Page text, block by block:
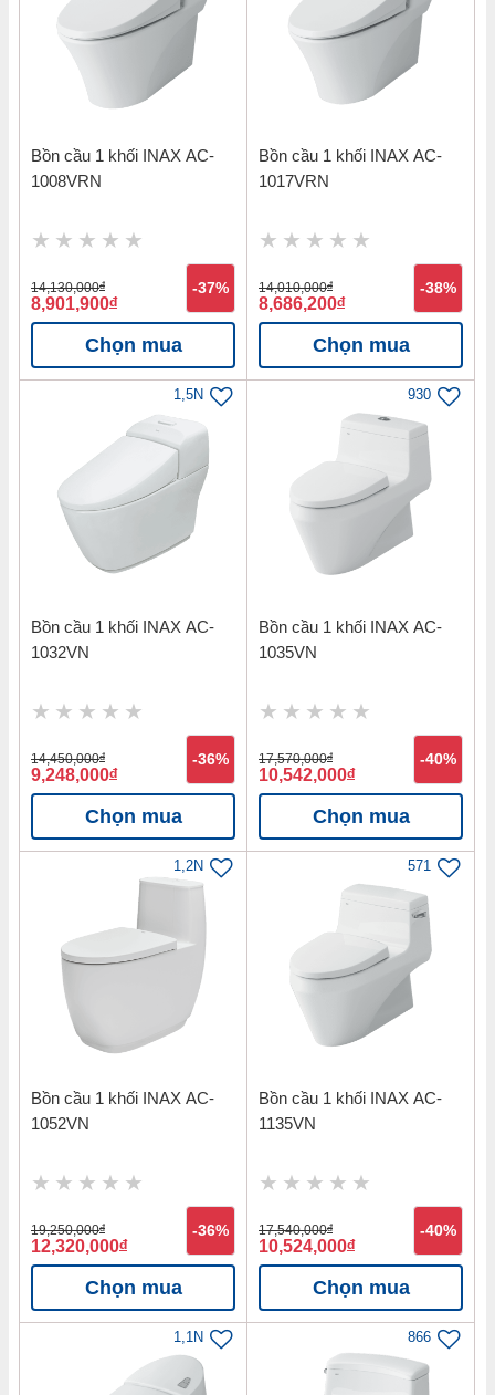
Bồn cầu 1 khối INAX AC-
1008VRN
14,130,000đ
8,901,900đ
-37%
Chọn mua
Bồn cầu 1 khối INAX AC-
1017VRN
14,010,000đ
8,686,200đ
-38%
Chọn mua
1,5N
Bồn cầu 1 khối INAX AC-
1032VN
14,450,000đ
9,248,000đ
-36%
Chọn mua
930
Bồn cầu 1 khối INAX AC-
1035VN
17,570,000đ
10,542,000đ
-40%
Chọn mua
1,2N
Bồn cầu 1 khối INAX AC-
1052VN
19,250,000đ
12,320,000đ
-36%
Chọn mua
571
Bồn cầu 1 khối INAX AC-
1135VN
17,540,000đ
10,524,000đ
-40%
Chọn mua
1,1N 866